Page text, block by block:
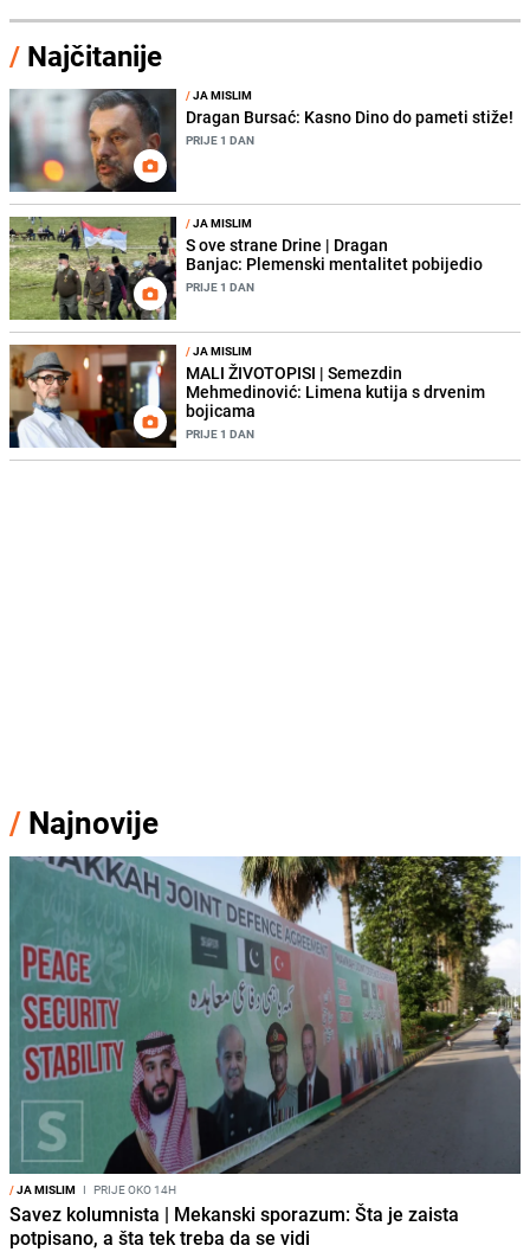
/ Najčitanije
/JA MISLIM
Dragan Bursać: Kasno Dino do pameti stiže!
PRIJE 1 DAN
/JA MISLIM
S ove strane Drine | Dragan
Banjac: Plemenski mentalitet pobijedio
PRIJE 1 DAN
/JA MISLIM
MALI ŽIVOTOPISI | Semezdin
Mehmedinović: Limena kutija s drvenim
bojicama
PRIJE 1 DAN
/ Najnovije
/JA MISLIM I PRIJE OKO 14H
Savez kolumnista | Mekanski sporazum: Šta je zaista
potpisano, a šta tek treba da se vidi